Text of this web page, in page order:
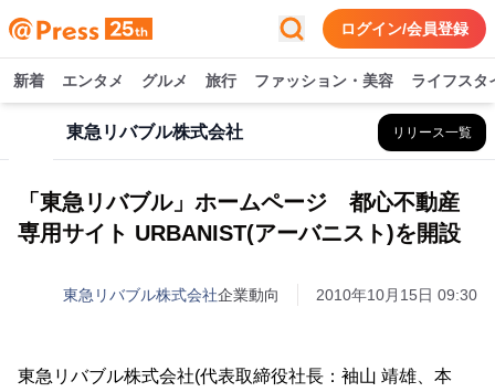
ログイン/会員登録
新着 エンタメ グルメ 旅行 ファッション・美容 ライフスタ
東急リバブル株式会社 リリース一覧
「東急リバブル」ホームページ 都心不動産
専用サイト URBANIST(アーバニスト)を開設
東急リバブル株式会社企業動向 2010年10月15日 09:30
東急リバブル株式会社(代表取締役社長：袖山 靖雄、本